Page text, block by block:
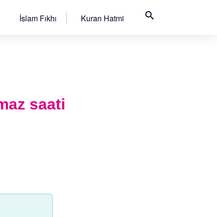
İslam Fıkhı Kuran Hatmi search
saati